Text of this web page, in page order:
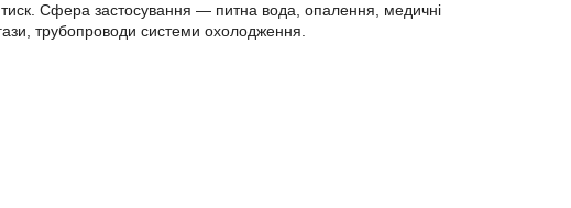
тиск. Сфера застосування — питна вода, опалення, медичні
трубопроводи системи охолодження.